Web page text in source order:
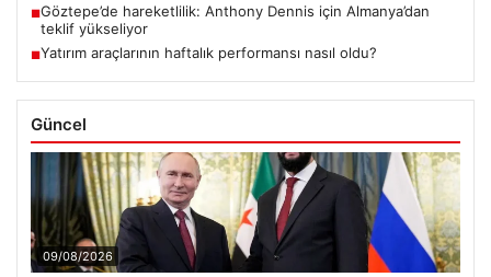
■Göztepe’de hareketlilik: Anthony Dennis için Almanya’dan
teklif yükseliyor
■Yatırım araçlarının haftalık performansı nasıl oldu?
Güncel
09/08/2026